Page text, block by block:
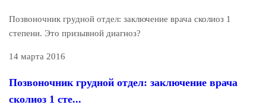
Позвоночник грудной отдел: заключение врача сколиоз 1
степени. Это призывной диагноз?
14 марта 2016
Позвоночник грудной отдел: заключение врача
сколиоз 1 сте...